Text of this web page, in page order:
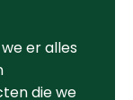
er alles
die we